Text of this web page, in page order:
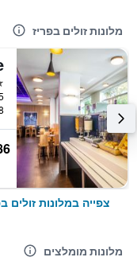
מלונות זולים בפריז
2 כוכבים
צפייה במלונות זולים
מלונות מומלצים